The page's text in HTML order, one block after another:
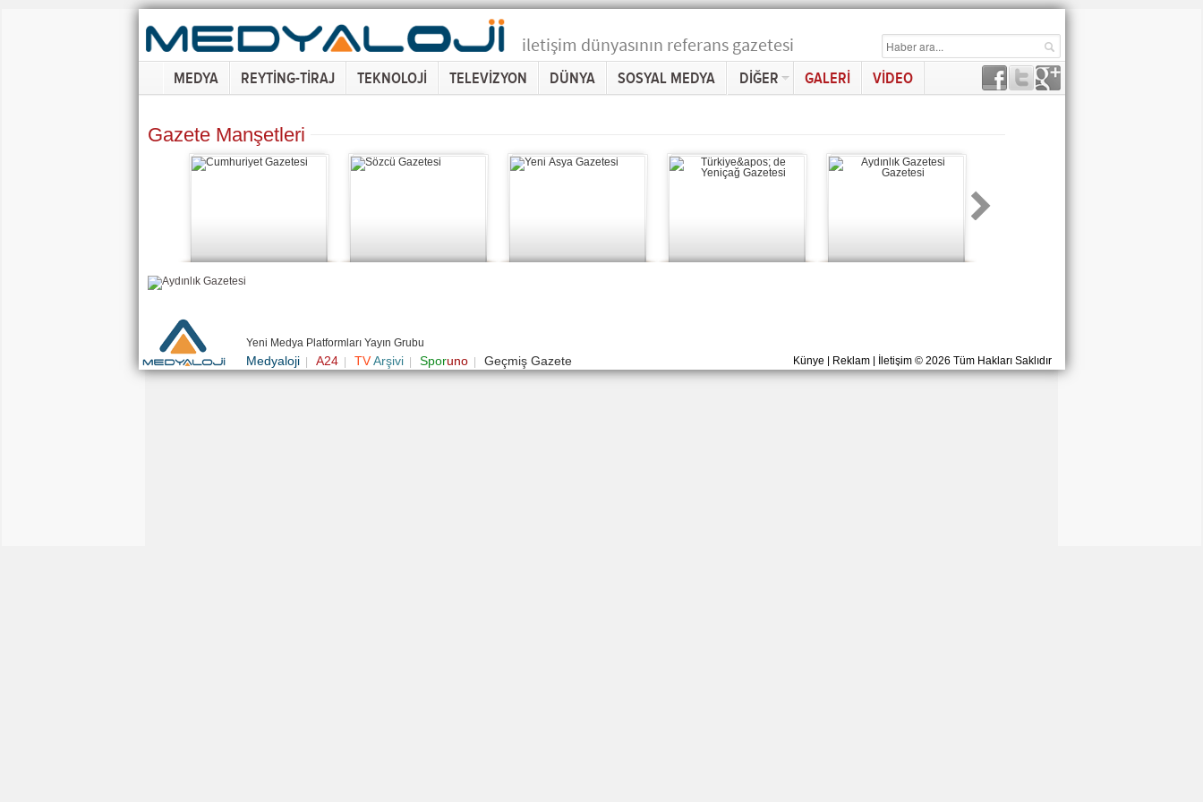
iletişim dünyasının referans gazetesi
MEDYA REYTİNG-TİRAJ TEKNOLOJİ TELEVİZYON DÜNYA SOSYAL MEDYA DİĞER GALERİ VİDEO
Gazete Manşetleri
Yeni Medya Platformları Yayın Grubu
Medyaloji| A24| TVArşivi| Sporuno| Geçmiş Gazete Künye | Reklam| İletişim© 2026 Tüm Hakları Saklıdır